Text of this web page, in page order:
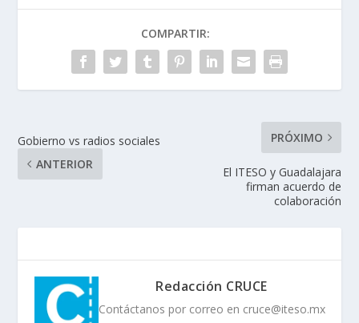
COMPARTIR:
Gobierno vs radios sociales
ANTERIOR
PRÓXIMO
El ITESO y Guadalajara
firman acuerdo de
colaboración
Redacción CRUCE
Contáctanos por correo en cruce@iteso.mx